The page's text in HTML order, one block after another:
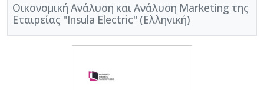
Οικονομική Ανάλυση και Ανάλυση Marketing της
Εταιρείας "Insula Electric" (Ελληνική)